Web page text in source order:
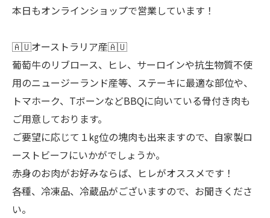
本日もオンラインショップで営業しています！
🇦🇺オーストラリア産🇦🇺
葡萄牛のリブロース、ヒレ、サーロインや抗生物質不使
用のニュージーランド産等、ステーキに最適な部位や、
トマホーク、TボーンなどBBQに向いている骨付き肉も
ご用意しております。
ご要望に応じて１㎏位の塊肉も出来ますので、自家製ロ
ーストビーフにいかがでしょうか。
赤身のお肉がお好みならば、ヒレがオススメです！
各種、冷凍品、冷蔵品がございますので、お聞きくださ
い。